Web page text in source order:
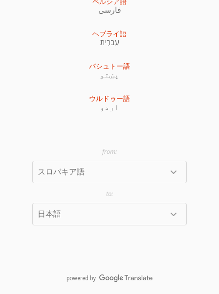
فارسی
ヘブライ語
עִברִית
パシュトー語
پښتو
ウルドゥー語
اردو
powered by